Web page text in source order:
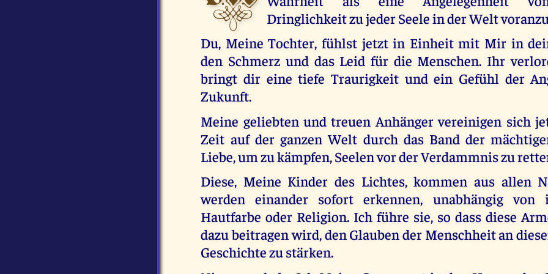
Dringlichkeit zu jeder Seele in der Welt
Du, Meine Tochter, fühlst jetzt in Einheit mit Mir in
den Schmerz und das Leid für die Menschen. Ihr
bringt dir eine tiefe Traurigkeit und ein Gefühl der
Zukunft.
Meine geliebten und treuen Anhänger vereinigen sich
Zeit auf der ganzen Welt durch das Band der
Liebe, um zu kämpfen, Seelen vor der Verdammnis zu
Diese, Meine Kinder des Lichtes, kommen aus allen
werden einander sofort erkennen, unabhängig von
Hautfarbe oder Religion. Ich führe sie, so dass diese
dazu beitragen wird, den Glauben der Menschheit an
Geschichte zu stärken.